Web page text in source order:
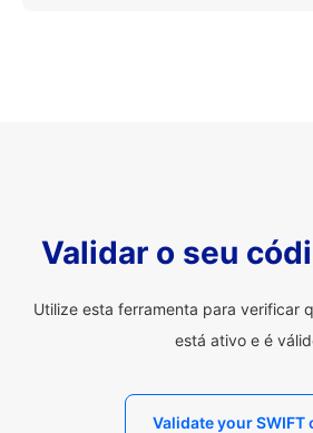
Validar o seu
Utilize esta ferramenta para verificar
está ativo e é
Validate your SWIFT